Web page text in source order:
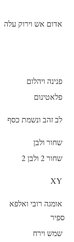
אדום אש וירוק עלה
פנינה ויהלום
פלאטינום
לב זהב ונשמת כסף
שחור ולבן
שחור 2 ולבן 2
אומגה רובי ואלפא
ספיר
שמש וירח